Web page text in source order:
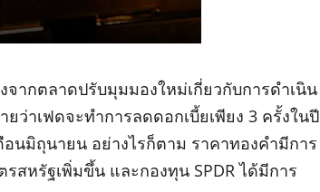
ากตลาดปรับมุมมองใหม่เกี่ยวกับการดำเนิน
ว่าเฟดจะทำการลดดอกเบี้ยเพียง 3 ครั้งในปี
นมิถุนายน อย่างไรก็ตาม ราคาทองคำมีการ
หรัฐเพิ่มขึ้น และกองทุน SPDR ได้มีการ